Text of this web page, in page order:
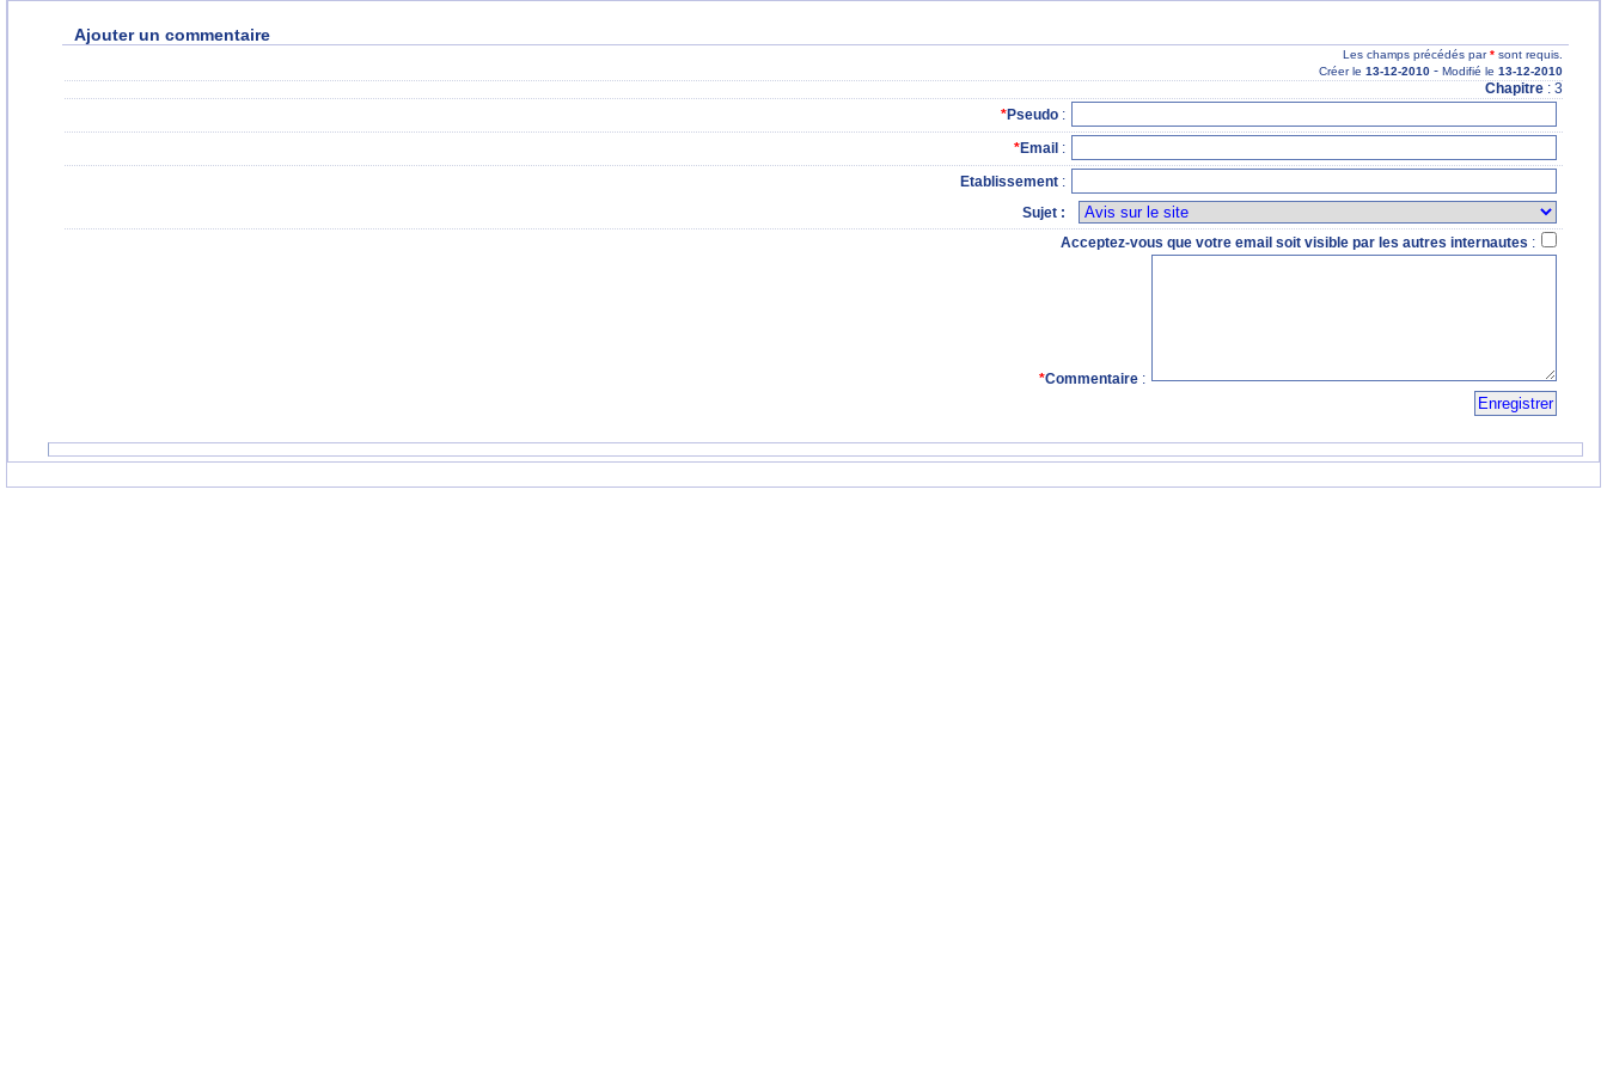
Ajouter un commentaire
Les champs précédés par* sont requis.
Créer le 13-12-2010 - Modifié le 13-12-2010
Chapitre : 3
*Pseudo :
*Email :
Etablissement :
Sujet :
Acceptez-vous que votre email soit visible par les autres internautes :
*Commentaire: